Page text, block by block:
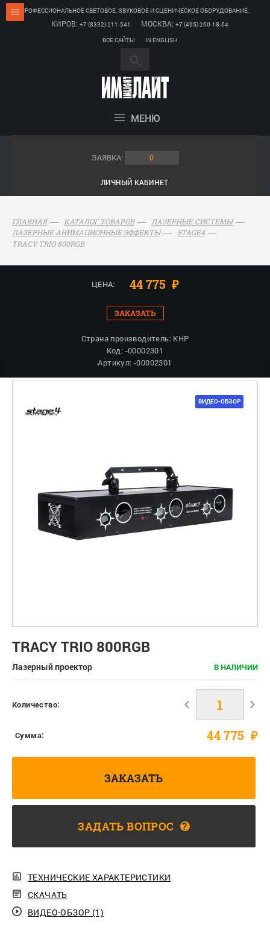
ПРОФЕССИОНАЛЬНОЕ СВЕТОВОЕ, ЗВУКОВОЕ И СЦЕНИЧЕСКОЕ ОБОРУДОВАНИЕ.
КИРОВ: +7 (8332) 211-541 МОСКВА: +7 (495) 260-18-64
ВСЕ САЙТЫ
IN ENGLISH
МЕНЮ
ЗАЯВКА: 0
ЛИЧНЫЙ КАБИНЕТ
ГЛАВНАЯ КАТАЛОГ ТОВАРОВ
ЛАЗЕРНЫЕ СИСТЕМЫ
ЛАЗЕРНЫЕ АНИМАЦИОННЫЕ ЭФФЕКТЫ
STAGE4
TRACY TRIO 800RGB
ЦЕНА: 44 775 ₽
ЗАКАЗАТЬ
Страна производитель: КНР
Код: -00002301
Артикул: -00002301
ВИДЕО-ОБЗОР
TRACY TRIO 800RGB
Лазерный проектор В НАЛИЧИИ
Количество:
Сумма: 44 775 ₽
ЗАКАЗАТЬ
ЗАДАТЬ ВОПРОС ?
ТЕХНИЧЕСКИЕ ХАРАКТЕРИСТИКИ
СКАЧАТЬ
ВИДЕО-ОБЗОР (1)